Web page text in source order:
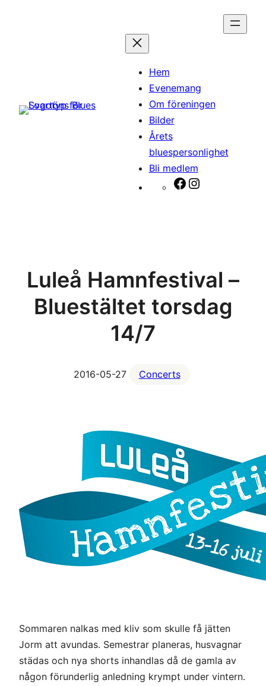
Hem
Evenemang
Om föreningen
Bilder
Årets
bluespersonlighet
Bli medlem
Facebook
Luleå Hamnfestival –
Bluestältet torsdag
14/7
2016-05-27 Concerts
Sommaren nalkas med kliv som skulle få jätten
Jorm att avundas. Semestrar planeras, husvagnar
städas och nya shorts inhandlas då de gamla av
någon förunderlig anledning krympt under vintern.